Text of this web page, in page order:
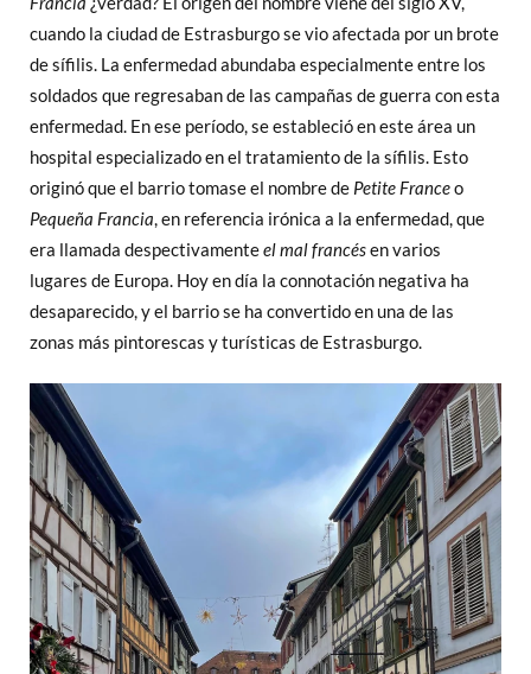
cuando la ciudad de Estrasburgo se vio afectada por un brote
de sífilis. La enfermedad abundaba especialmente entre los
soldados que regresaban de las campañas de guerra con esta
enfermedad. En ese período, se estableció en este área un
hospital especializado en el tratamiento de la sífilis. Esto
originó que el barrio tomase el nombre de Petite Franceo
Pequeña Francia, en referencia irónica a la enfermedad, que
era llamada despectivamenteel mal francésen varios
lugares de Europa. Hoy en día la connotación negativa ha
desaparecido, y el barrio se ha convertido en una de las
zonas más pintorescas y turísticas de Estrasburgo.